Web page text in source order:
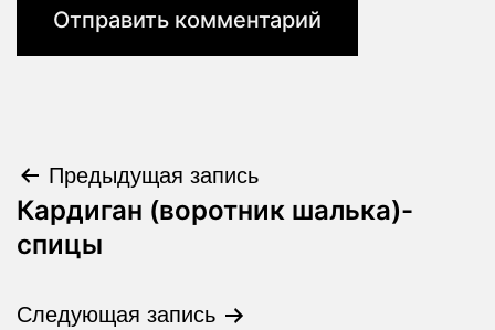
Навигация
по
Предыдущая запись
Кардиган (воротник шалька)-
спицы
Следующая запись